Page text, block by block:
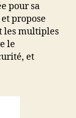
pour sa
et propose
les multiples
le
et